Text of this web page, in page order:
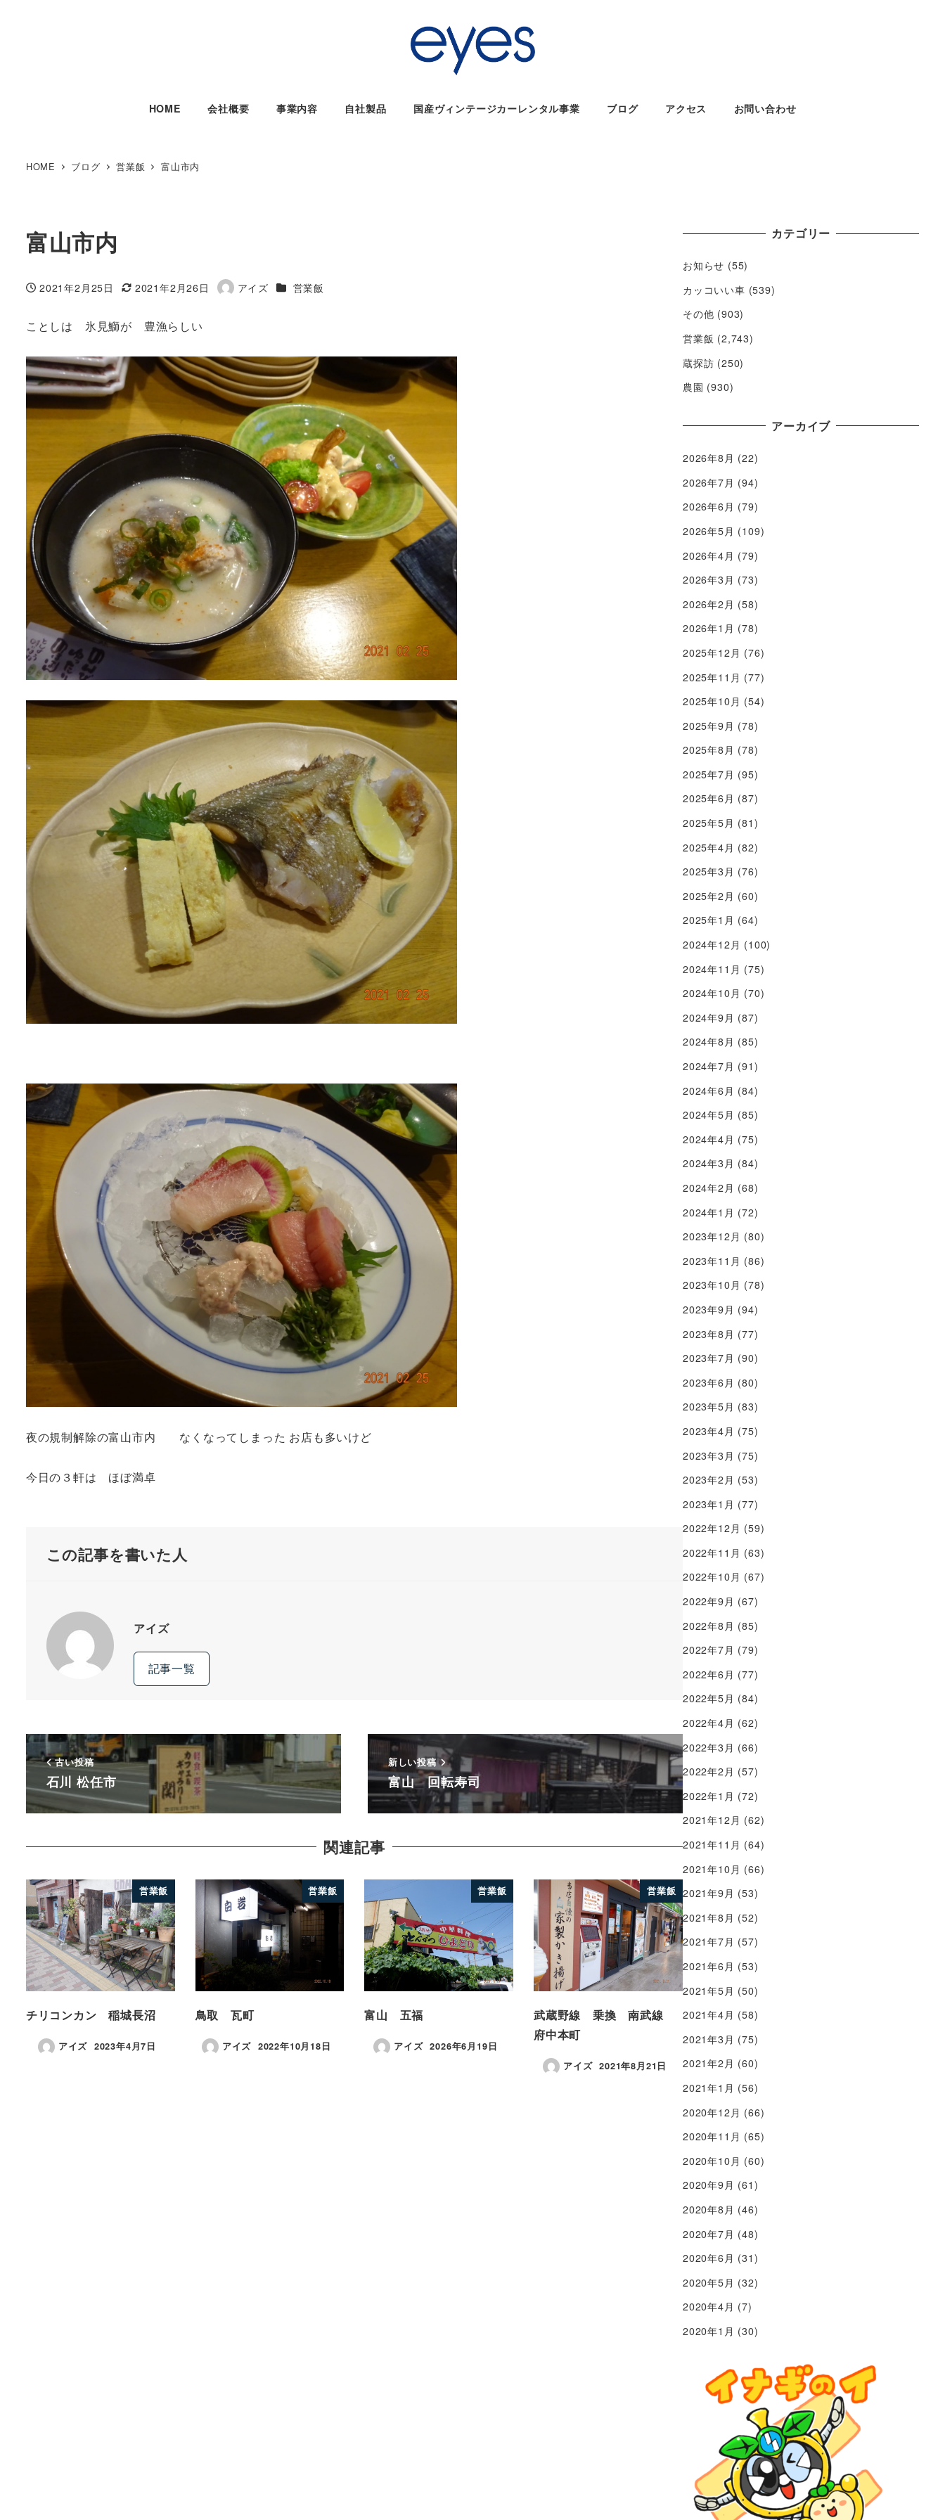
HOME 会社概要 事業内容 自社製品 国産ヴィンテージカーレンタル事業 ブログ アクセス お問い合わせ
HOME ブログ 営業飯 富山市内
富山市内
投稿日
2021年2月25日
更新日
2021年2月26日
著
アイズ カテゴリー
営業飯
ことしは 氷見鰤が 豊漁らしい
夜の規制解除の富山市内 なくなってしまった お店も多いけど
今日の３軒は ほぼ満卓
この記事を書いた人
アイズ
記事一覧
古い投稿
石川 松任市
新しい投稿
富山 回転寿司
関連記事
営業飯
チリコンカン 稲城長沼
アイズ 2023年4月7日
営業飯
鳥取 瓦町
アイズ 2022年10月18日
営業飯
富山 五福
アイズ 2026年6月19日
営業飯
武蔵野線 乗換 南武線
府中本町
アイズ 2021年8月21日
カテゴリー
お知らせ (55)
カッコいい車 (539)
その他 (903)
営業飯 (2,743)
蔵探訪 (250)
農園 (930)
アーカイブ
2026年8月 (22)
2026年7月 (94)
2026年6月 (79)
2026年5月 (109)
2026年4月 (79)
2026年3月 (73)
2026年2月 (58)
2026年1月 (78)
2025年12月 (76)
2025年11月 (77)
2025年10月 (54)
2025年9月 (78)
2025年8月 (78)
2025年7月 (95)
2025年6月 (87)
2025年5月 (81)
2025年4月 (82)
2025年3月 (76)
2025年2月 (60)
2025年1月 (64)
2024年12月 (100)
2024年11月 (75)
2024年10月 (70)
2024年9月 (87)
2024年8月 (85)
2024年7月 (91)
2024年6月 (84)
2024年5月 (85)
2024年4月 (75)
2024年3月 (84)
2024年2月 (68)
2024年1月 (72)
2023年12月 (80)
2023年11月 (86)
2023年10月 (78)
2023年9月 (94)
2023年8月 (77)
2023年7月 (90)
2023年6月 (80)
2023年5月 (83)
2023年4月 (75)
2023年3月 (75)
2023年2月 (53)
2023年1月 (77)
2022年12月 (59)
2022年11月 (63)
2022年10月 (67)
2022年9月 (67)
2022年8月 (85)
2022年7月 (79)
2022年6月 (77)
2022年5月 (84)
2022年4月 (62)
2022年3月 (66)
2022年2月 (57)
2022年1月 (72)
2021年12月 (62)
2021年11月 (64)
2021年10月 (66)
2021年9月 (53)
2021年8月 (52)
2021年7月 (57)
2021年6月 (53)
2021年5月 (50)
2021年4月 (58)
2021年3月 (75)
2021年2月 (60)
2021年1月 (56)
2020年12月 (66)
2020年11月 (65)
2020年10月 (60)
2020年9月 (61)
2020年8月 (46)
2020年7月 (48)
2020年6月 (31)
2020年5月 (32)
2020年4月 (7)
2020年1月 (30)